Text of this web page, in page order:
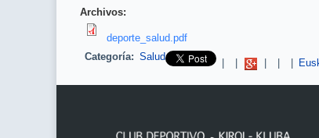
Archivos:
deporte_salud.pdf
Pinterest
Categoría: Salud